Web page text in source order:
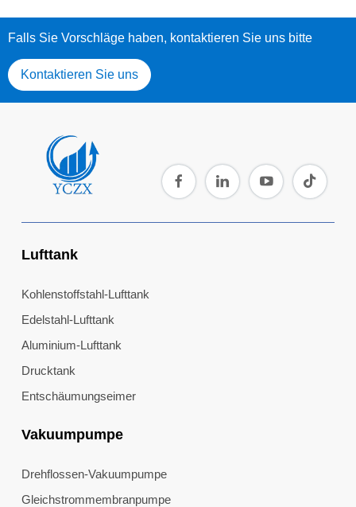
Falls Sie Vorschläge haben, kontaktieren Sie uns bitte
Kontaktieren Sie uns
Lufttank
Kohlenstoffstahl-Lufttank
Edelstahl-Lufttank
Aluminium-Lufttank
Drucktank
Entschäumungseimer
Vakuumpumpe
Drehflossen-Vakuumpumpe
Gleichstrommembranpumpe